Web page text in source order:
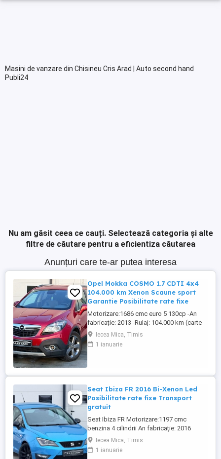
Masini de vanzare din Chisineu Cris Arad | Auto second hand
Publi24
Nu am găsit ceea ce cauți. Selectează categoria și alte
filtre de căutare pentru a eficientiza căutarea
Anunțuri care te-ar putea interesa
Opel Mokka COSMO 1.7 CDTI 4x4
104.000 km Xenon Scaune sport
Garantie Posibilitate rate fixe
Motorizare:1686 cmc euro 5 130cp -An
fabricație: 2013 -Rulaj: 104.000 km (carte
service disponibilă) -Cutie de viteze
manuală 6+1 rapoarte -Tracțiune: integrală
(4x4) DOTĂRI -4 geamuri electrice -Oglinzi
electrice ...
Iecea Mica, Timis
1 ianuarie
Seat Ibiza FR 2016 Bi-Xenon Led
Posibilitate rate fixe Transport
gratuit
Seat Ibiza FR Motorizare:1197 cmc
benzina 4 cilindrii An fabricație: 2016
Rulaj:183.000 km Cutie viteze manuala:5+1
rapoarte DOTĂRI -4 geamuri electrice -
Oglinzi electrice incalzite rabatabile
Iecea Mica, Timis
1 ianuarie